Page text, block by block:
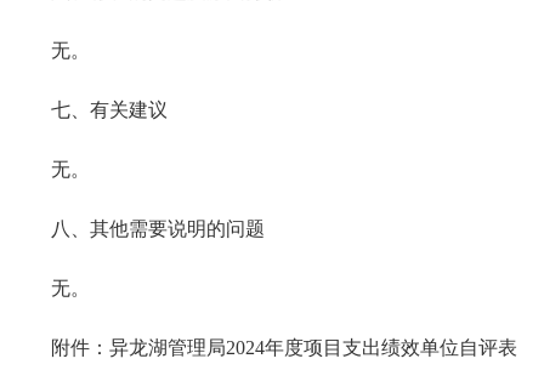
无。
七、有关建议
无。
八、其他需要说明的问题
无。
附件：异龙湖管理局2024年度项目支出绩效单位自评表